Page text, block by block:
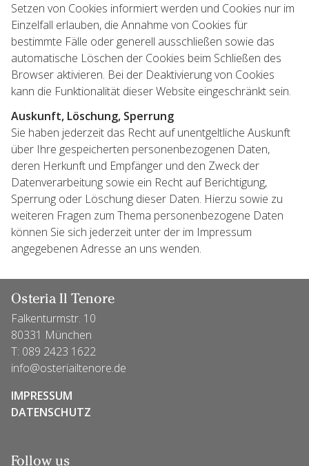
Setzen von Cookies informiert werden und Cookies nur im
Einzelfall erlauben, die Annahme von Cookies für
bestimmte Fälle oder generell ausschließen sowie das
automatische Löschen der Cookies beim Schließen des
Browser aktivieren. Bei der Deaktivierung von Cookies
kann die Funktionalität dieser Website eingeschränkt sein.
Auskunft, Löschung, Sperrung
Sie haben jederzeit das Recht auf unentgeltliche Auskunft
über Ihre gespeicherten personenbezogenen Daten,
deren Herkunft und Empfänger und den Zweck der
Datenverarbeitung sowie ein Recht auf Berichtigung,
Sperrung oder Löschung dieser Daten. Hierzu sowie zu
weiteren Fragen zum Thema personenbezogene Daten
können Sie sich jederzeit unter der im Impressum
angegebenen Adresse an uns wenden.
Osteria Il Tenore
Falkenturmstr. 10
80331 München
T: 089 2423 1622
info@osteriailtenore.de
IMPRESSUM
DATENSCHUTZ
Follow us